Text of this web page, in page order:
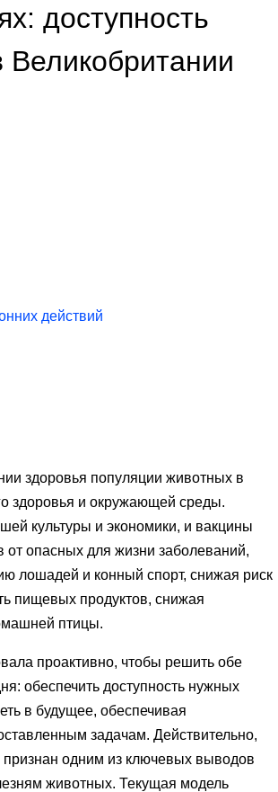
доступность
Великобритании
действий
здоровья популяции животных в
здоровья и окружающей среды.
культуры и экономики, и вакцины
опасных для жизни заболеваний,
лошадей и конный спорт, снижая риск
пищевых продуктов, снижая
птицы.
проактивно, чтобы решить обе
обеспечить доступность нужных
в будущее, обеспечивая
задачам. Действительно,
признан одним из ключевых выводов
животных. Текущая модель